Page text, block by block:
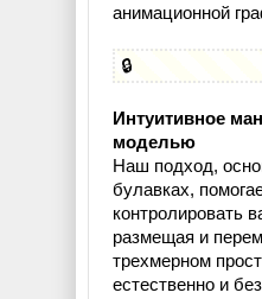
анимационной
🔒
Интуитивное
моделью
Наш подход,
булавках,
контролировать
размещая и
трехмерном
естественно и